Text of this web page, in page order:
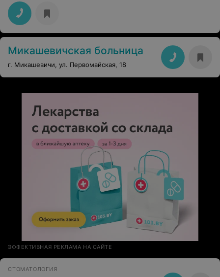
Микашевичская больница
г. Микашевичи, ул. Первомайская, 18
ЭФФЕКТИВНАЯ РЕКЛАМА НА САЙТЕ
СТОМАТОЛОГИЯ